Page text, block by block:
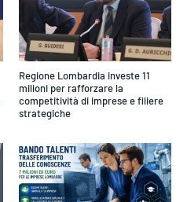
Regione Lombardia investe 11
milioni per rafforzare la
competitività di imprese e filiere
strategiche